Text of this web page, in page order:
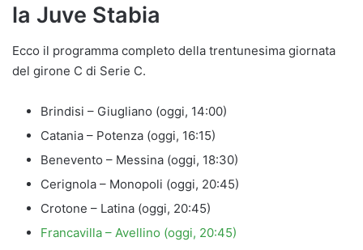
la Juve Stabia
Ecco il programma completo della trentunesima giornata
del girone C di Serie C.
Brindisi – Giugliano (oggi, 14:00)
Catania – Potenza (oggi, 16:15)
Benevento – Messina (oggi, 18:30)
Cerignola – Monopoli (oggi, 20:45)
Crotone – Latina (oggi, 20:45)
Francavilla – Avellino (oggi, 20:45)